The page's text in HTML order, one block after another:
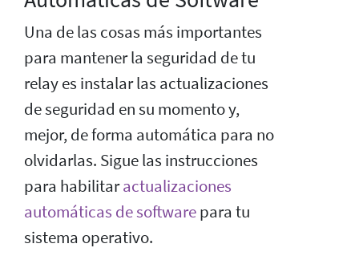
Una de las cosas más importantes
para mantener la seguridad de tu
relay es instalar las actualizaciones
de seguridad en su momento y,
mejor, de forma automática para no
olvidarlas. Sigue las instrucciones
para habilitaractualizaciones
automáticas de softwarepara tu
sistema operativo.